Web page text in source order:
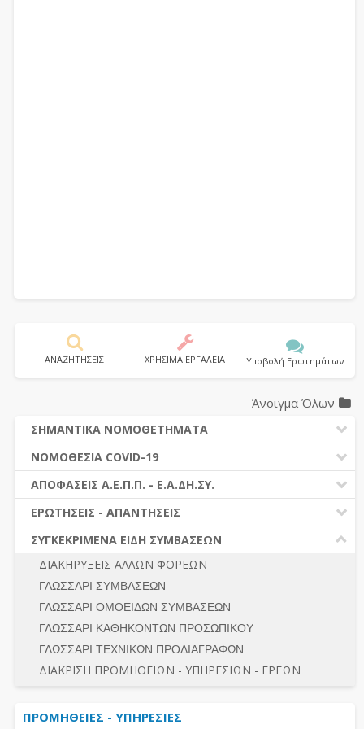
ΑΝΑΖΗΤΗΣΕΙΣ ΧΡΗΣΙΜΑ ΕΡΓΑΛΕΙΑ Υποβολή Ερωτημάτων
Άνοιγμα Όλων
ΣΗΜΑΝΤΙΚΑ ΝΟΜΟΘΕΤΗΜΑΤΑ
ΔΗΜΟΣΙΕΣ ΣΥΜΒΑΣΕΙΣ (Ν. 4412/2016)
ΔΗΜΟΤΙΚΟΣ ΚΩΔΙΚΑΣ (Ν.3463/2006)
ΚΑΛΛΙΚΡΑΤΗΣ (Ν.3852/2010)
ΝΟΜΟΘΕΣΙΑ - ΝΟΜΟΛΟΓΙΑ (ΣΥΝΟΛΟ)
ΝΟΜΟΘΕΣΙΑ COVID-19
ΝΟΜΟΘΕΣΙΑ - ΝΟΜΟΛΟΓΙΑ COVID -19
ΕΡΩΤΗΣΕΙΣ - ΑΠΑΝΤΗΣΕΙΣ
ΑΠΟΦΑΣΕΙΣ Α.Ε.Π.Π. - Ε.Α.ΔΗ.ΣΥ.
ΠΡΟΔΙΚΑΣΤΙΚΗ ΠΡΟΣΦΥΓΗ
ΓΕΝΙΚΟΙ ΚΑΝΟΝΕΣ
ΔΙΚΑΙΟΥΜΕΝΟΙ ΣΥΜΜΕΤΟΧΗΣ
ΠΡΟΣΦΟΡΕΣ – ΔΙΚΑΙΟΛΟΓΗΤΙΚΑ ΣΥΜΜΕΤΟΧΗΣ
ΔΙΕΞΑΓΩΓΗ ΔΙΑΔΙΚΑΣΙΑΣ
ΕΣΗΔΗΣ – ΚΗΜΔΗΣ
ΠΕΡΙΛΗΨΕΙΣ ΑΠΟΦΑΣΕΩΝ Α.Ε.Π.Π. - Ε.Α.ΔΗ.ΣΥ.
ΣΥΝΟΛΟ
ΕΡΩΤΗΣΕΙΣ - ΑΠΑΝΤΗΣΕΙΣ
Ν. 4782/2021 - ΤΡΟΠΟΠΟΙΗΣΗ 4412/2016
ΔΙΕΞΑΓΩΓΗ ΔΙΑΔΙΚΑΣΙΑΣ
ΔΙΑΔΙΚΑΣΙΕΣ ΑΝΑΘΕΣΗΣ
ΓΕΝΙΚΟΙ ΚΑΝΟΝΕΣ
ΠΡΟΕΤΟΙΜΑΣΙΑ - ΔΗΜΟΣΙΟΤΗΤΑ
ΛΟΓΟΙ ΑΠΟΚΛΕΙΣΜΟΥ-ΔΙΚΑΙΟΥΜΕΝΟΙ ΣΥΜΜΕΤΟΧΗΣ
ΠΡΟΣΦΟΡΕΣ - ΔΙΚΑΙΟΛΟΓΗΤΙΚΑ ΣΥΜΜΕΤΟΧΗΣ
ΣΥΓΚΕΚΡΙΜΕΝΑ ΕΙΔΗ ΣΥΜΒΑΣΕΩΝ
ΔΙΑΚΗΡΥΞΕΙΣ ΑΛΛΩΝ ΦΟΡΕΩΝ
ΓΛΩΣΣΑΡΙ ΣΥΜΒΑΣΕΩΝ
ΓΛΩΣΣΑΡΙ ΟΜΟΕΙΔΩΝ ΣΥΜΒΑΣΕΩΝ
ΓΛΩΣΣΑΡΙ ΚΑΘΗΚΟΝΤΩΝ ΠΡΟΣΩΠΙΚΟΥ
ΓΛΩΣΣΑΡΙ ΤΕΧΝΙΚΩΝ ΠΡΟΔΙΑΓΡΑΦΩΝ
ΔΙΑΚΡΙΣΗ ΠΡΟΜΗΘΕΙΩΝ - ΥΠΗΡΕΣΙΩΝ - ΕΡΓΩΝ
ΠΡΟΜΗΘΕΙΕΣ - ΥΠΗΡΕΣΙΕΣ